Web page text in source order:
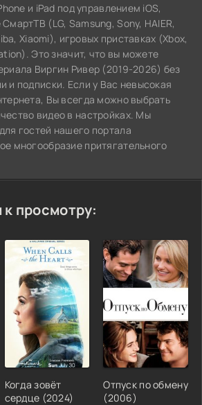
и iPad под управлением iOS,
(LG, Samsung, Sony, HAIER,
Xiaomi), игровых приставках (Xbox,
Это значит, что вы можете
Виргин Ривер (2019-2026) без
и подписки. Если у Вас невысокая
Вы всегда можно выбрать
видео в настройках. Мы
гостей нашего портала
многообразие притягательного
просмотру:
Когда зовёт
сердце (2024)
Отпуск по обмену
(2006)